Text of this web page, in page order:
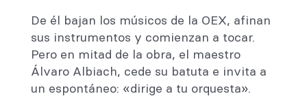
De él bajan los músicos de la OEX, afinan
sus instrumentos y comienzan a tocar.
Pero en mitad de la obra, el maestro
Álvaro Albiach, cede su batuta e invita a
un espontáneo: «dirige a tu orquesta».